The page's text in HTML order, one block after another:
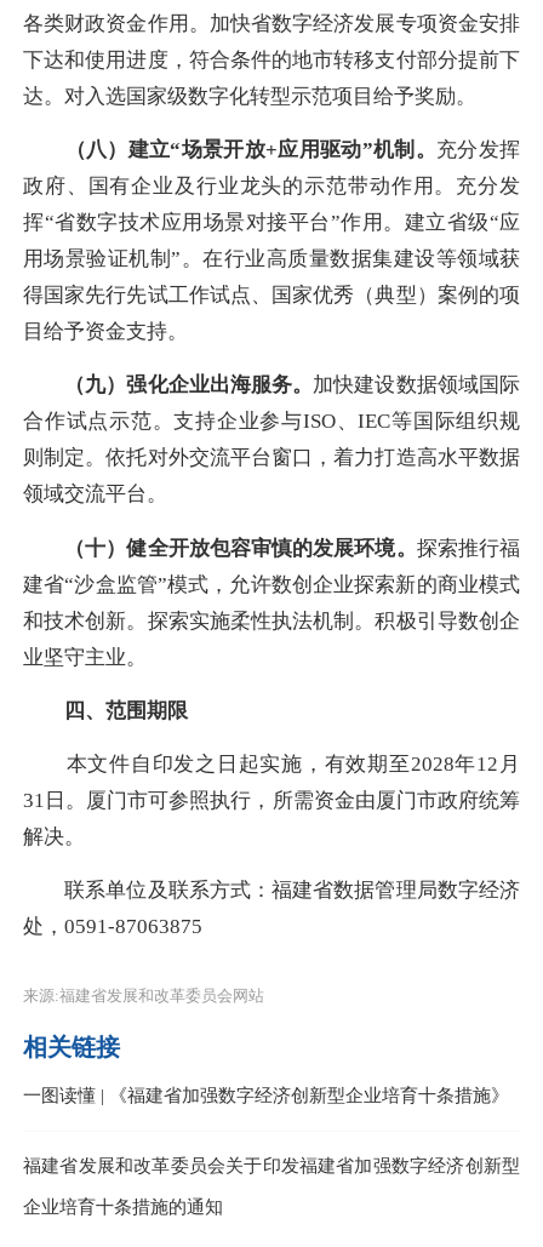
各类财政资金作用。加快省数字经济发展专项资金安排
下达和使用进度，符合条件的地市转移支付部分提前下
达。对入选国家级数字化转型示范项目给予奖励。
（八）建立“场景开放+应用驱动”机制。 充分发挥
政府、国有企业及行业龙头的示范带动作用。充分发
挥“省数字技术应用场景对接平台”作用。建立省级“应
用场景验证机制”。在行业高质量数据集建设等领域获
得国家先行先试工作试点、国家优秀（典型）案例的项
目给予资金支持。
（九）强化企业出海服务。 加快建设数据领域国际
合作试点示范。支持企业参与ISO、IEC等国际组织规
则制定。依托对外交流平台窗口，着力打造高水平数据
领域交流平台。
（十）健全开放包容审慎的发展环境。 探索推行福
建省“沙盒监管”模式，允许数创企业探索新的商业模式
和技术创新。探索实施柔性执法机制。积极引导数创企
业坚守主业。
四、范围期限
本文件自印发之日起实施，有效期至2028年12月
31日。厦门市可参照执行，所需资金由厦门市政府统筹
解决。
联系单位及联系方式：福建省数据管理局数字经济
处，0591-87063875
来源:福建省发展和改革委员会网站
相关链接
一图读懂 | 《福建省加强数字经济创新型企业培育十条措施》
福建省发展和改革委员会关于印发福建省加强数字经济创新型
企业培育十条措施的通知